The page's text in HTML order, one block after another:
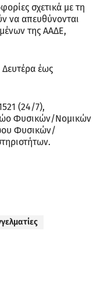
σχετικά με τη
να απευθύνονται
της ΑΑΔΕ,
έως
(24/7),
Φυσικών/Νομικών
Φυσικών/